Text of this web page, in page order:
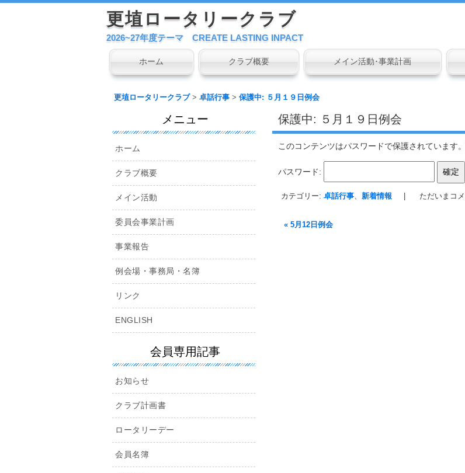
更埴ロータリークラブ
2026~27年度テーマ CREATE LASTING INPACT
メインメニュー
ン
へ
移
動
ホーム クラブ概要 メイン活動･事業計画
更埴ロータリークラブ> 卓話行事 > 保護中: ５月１９日例会
保護中: ５月１９日例会
このコンテンツはパスワードで保護されています
パスワード:
カテゴリー: 卓話行事 新着情報 | ただいまコ
« 5月12日例会
メニュー
ホーム
クラブ概要
メイン活動
委員会事業計画
事業報告
例会場・事務局・名簿
リンク
ENGLISH
会員専用記事
お知らせ
クラブ計画書
ロータリーデー
会員名簿